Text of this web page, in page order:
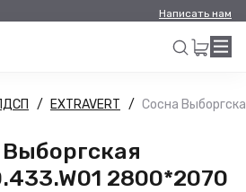
Написать нам
Искать
EXTRAVERT Сосна
2800*2070